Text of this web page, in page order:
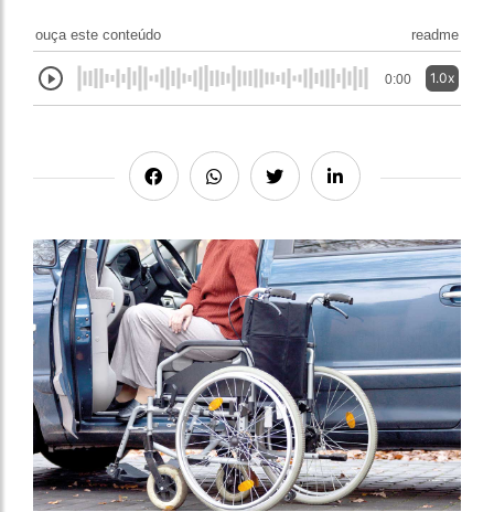
ouça este conteúdo readme
0:00 1.0x